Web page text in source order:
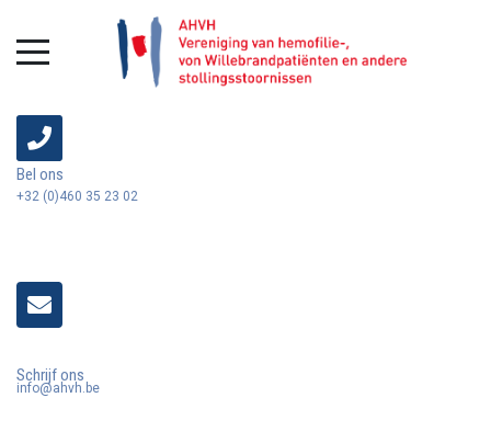
Bel ons
+32 (0)460 35 23 02
Schrijf ons
info@ahvh.be